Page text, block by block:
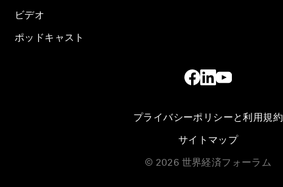
ビデオ
ポッドキャスト
プライバシーポリシーと利用規約
サイトマップ
© 2026 世界経済フォーラム